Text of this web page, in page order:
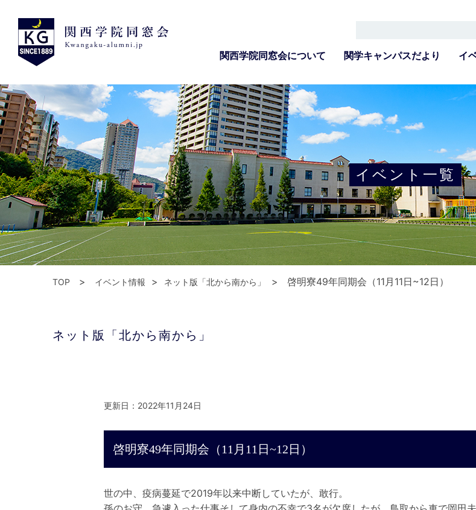
関西学院同窓会について 関学キャンパスだより イ
イベント一覧
TOP イベント情報 ネット版「北から南から」 啓明寮49年同期会（11月11日~12日）
ネット版「北から南から」
更新日：2022年11月24日
啓明寮49年同期会（11月11日~12日）
世の中、疫病蔓延で2019年以来中断していたが、敢行。